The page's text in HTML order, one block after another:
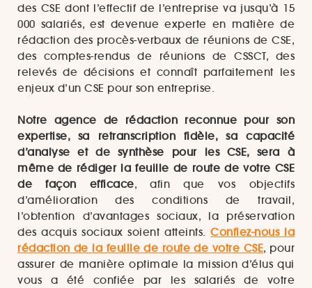
des CSE dont l’effectif de l’entreprise va jusqu’à 15
000 salariés, est devenue experte en matière de
rédaction des procès-verbaux de réunions de CSE,
des comptes-rendus de réunions de CSSCT, des
relevés de décisions et connaît parfaitement les
enjeux d’un CSE pour son entreprise.
Notre agence de rédaction reconnue pour son
expertise, sa retranscription fidèle, sa capacité
d’analyse et de synthèse pour les CSE, sera à
même de rédiger la feuille de route de votre CSE
de façon efficace, afin que vos objectifs
d’amélioration des conditions de travail,
l’obtention d’avantages sociaux, la préservation
des acquis sociaux soient atteints.Confiez-nous la
rédaction de la feuille de route de votre CSE, pour
assurer de manière optimale la mission d’élus qui
vous a été confiée par les salariés de votre